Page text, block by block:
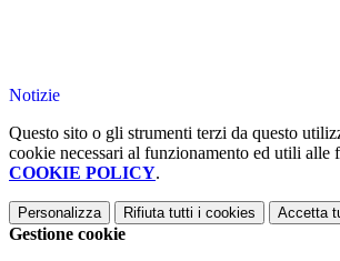
Notizie
Questo sito o gli strumenti terzi da questo
cookie necessari al funzionamento ed utili alle
COOKIE POLICY.
Personalizza Rifiuta tutti i cookies Accetta
Gestione cookie